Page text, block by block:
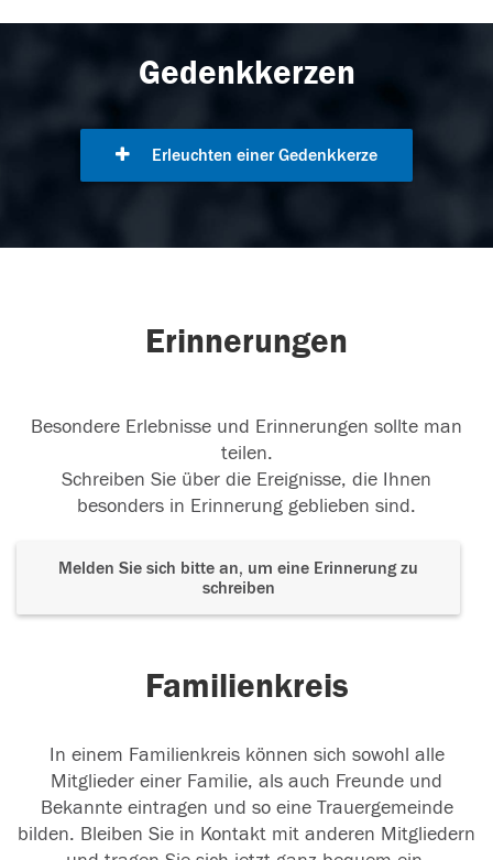
Gedenkkerzen
Erleuchten einer Gedenkkerze
Erinnerungen
Besondere Erlebnisse und Erinnerungen sollte man
teilen.
Schreiben Sie über die Ereignisse, die Ihnen
besonders in Erinnerung geblieben sind.
Melden Sie sich bitte an, um eine Erinnerung zu
schreiben
Familienkreis
In einem Familienkreis können sich sowohl alle
Mitglieder einer Familie, als auch Freunde und
Bekannte eintragen und so eine Trauergemeinde
bilden. Bleiben Sie in Kontakt mit anderen Mitgliedern